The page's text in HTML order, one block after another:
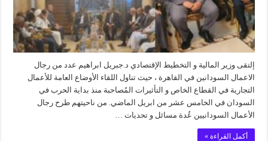
إلتقى وزير المالية و التخطيط الإقتصادي د.جبريل ابراهيم عدد من رجال
الاعمال السودانين في القاهرة ، حيث تناول اللقاء الأوضاع العامة للأعمال
التجارية في القطاع الخاص و التأثيرات المُصاحبة منذ بداية الحرب في
السودان في الخامس عشر من ابريل الماضي. من ناحيتهم طرح رجال
الأعمال السودانيين عُدة مسائل و تحديات …
أكمل القراءة »